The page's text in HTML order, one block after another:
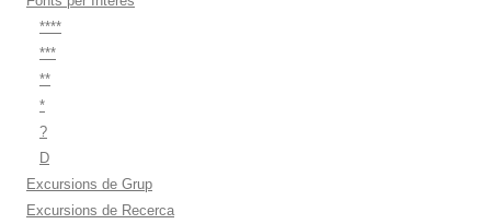
****
***
**
*
?
D
Excursions de Grup
Excursions de Recerca